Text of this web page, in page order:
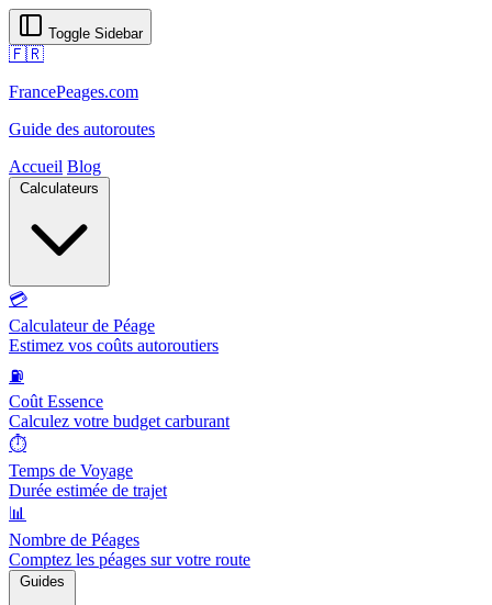
Toggle Sidebar
🇫🇷
FrancePeages.com
Guide des autoroutes
Accueil Blog
Calculateurs
💳
Calculateur de Péage
Estimez vos coûts autoroutiers
⛽
Coût Essence
Calculez votre budget carburant
⏱️
Temps de Voyage
Durée estimée de trajet
📊
Nombre de Péages
Comptez les péages sur votre route
Guides